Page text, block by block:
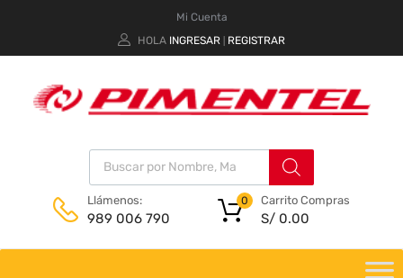
Mi Cuenta
HOLA INGRESAR REGISTRAR
Llámenos:
989 006 790
Carrito Compras
S/ 0.00
0